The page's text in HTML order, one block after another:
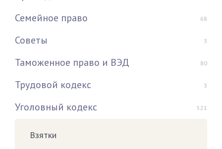
Семейное право 68
Советы 3
Таможенное право и ВЭД 80
Трудовой кодекс 3
Уголовный кодекс 521
Взятки